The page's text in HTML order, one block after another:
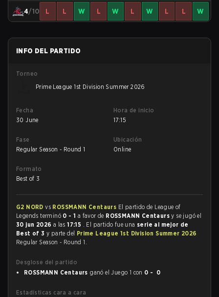
4/10 L L W L W L W L L W
INFO DEL PARTIDO
Torneo
Prime League 1st Division Summer 2026
Fecha
30 June
Hora de inicio
17:15
Fase
Regular Season - Round 1
Ubicación
Online
Formato
Best of 3
G2 NORDvs ROSSMANN Centaurs El partido de League of
Legends terminó 0 - 1 a favor de ROSSMANN Centaursy se jugó el
30 jun 2026 a las17:15 . El partido fue una serie al mejor de
Best of 3y parte del Prime League 1st Division Summer 2026
Regular Season - Round 1.
Desglose del partido
ROSSMANN Centaurs ganó el Juego 1 con 0 - 0
Estadísticas cara a cara